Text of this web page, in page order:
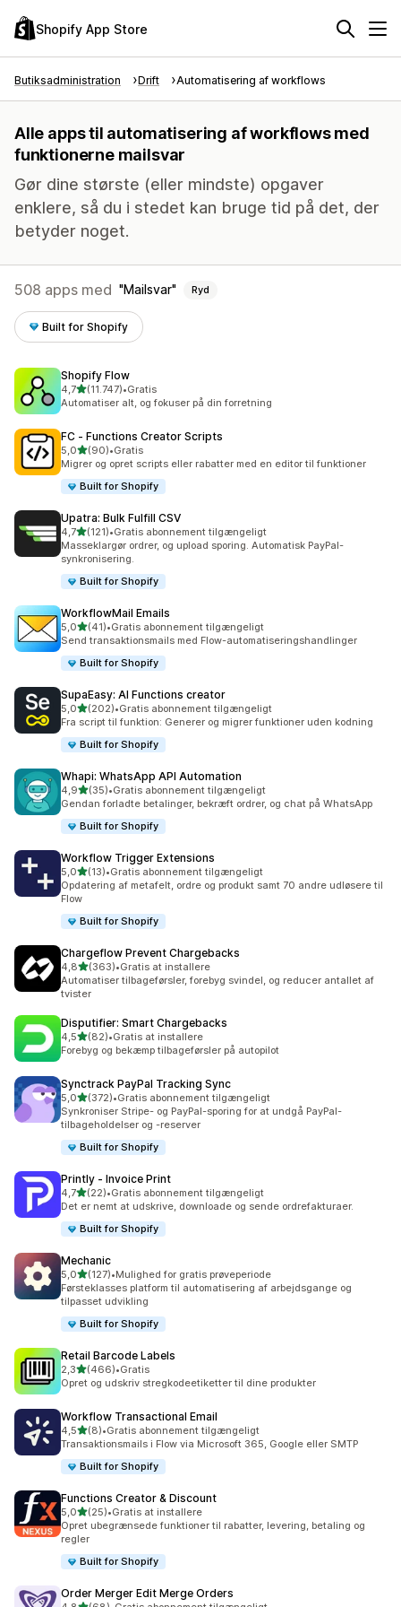
Shopify App Store
Butiksadministration Drift Automatisering af workflows
Alle apps til automatisering af workflows med
funktionerne mailsvar
Gør dine største (eller mindste) opgaver
enklere, så du i stedet kan bruge tid på det, der
betyder noget.
508 apps med Mailsvar Ryd
Built for Shopify
Shopify Flow
4,7ud af 5 stjerner
(11.747)
11747 anmeldelser i alt
•Gratis
Automatiser alt, og fokuser på din forretning
FC ‑ Functions Creator Scripts
5,0ud af 5 stjerner
(90)
90 anmeldelser i alt
•Gratis
Migrer og opret scripts eller rabatter med en editor til funktioner
Built for Shopify
Upatra: Bulk Fulfill CSV
4,7ud af 5 stjerner
(121)
121 anmeldelser i alt
•Gratis abonnement tilgængeligt
Masseklargør ordrer, og upload sporing. Automatisk PayPal-
synkronisering.
Built for Shopify
WorkflowMail Emails
5,0ud af 5 stjerner
(41)
41 anmeldelser i alt
•Gratis abonnement tilgængeligt
Send transaktionsmails med Flow-automatiseringshandlinger
Built for Shopify
SupaEasy: AI Functions creator
5,0ud af 5 stjerner
(202)
202 anmeldelser i alt
•Gratis abonnement tilgængeligt
Fra script til funktion: Generer og migrer funktioner uden kodning
Built for Shopify
Whapi: WhatsApp API Automation
4,9ud af 5 stjerner
(35)
35 anmeldelser i alt
•Gratis abonnement tilgængeligt
Gendan forladte betalinger, bekræft ordrer, og chat på WhatsApp
Built for Shopify
Workflow Trigger Extensions
5,0ud af 5 stjerner
(13)
13 anmeldelser i alt
•Gratis abonnement tilgængeligt
Opdatering af metafelt, ordre og produkt samt 70 andre udløsere til
Flow
Built for Shopify
Chargeflow Prevent Chargebacks
4,8ud af 5 stjerner
(363)
363 anmeldelser i alt
•Gratis at installere
Automatiser tilbageførsler, forebyg svindel, og reducer antallet af
tvister
Disputifier: Smart Chargebacks
4,5ud af 5 stjerner
(82)
82 anmeldelser i alt
•Gratis at installere
Forebyg og bekæmp tilbageførsler på autopilot
Synctrack PayPal Tracking Sync
5,0ud af 5 stjerner
(372)
372 anmeldelser i alt
•Gratis abonnement tilgængeligt
Synkroniser Stripe- og PayPal-sporing for at undgå PayPal-
tilbageholdelser og -reserver
Built for Shopify
Printly ‑ Invoice Print
4,7ud af 5 stjerner
(22)
22 anmeldelser i alt
•Gratis abonnement tilgængeligt
Det er nemt at udskrive, downloade og sende ordrefakturaer.
Built for Shopify
Mechanic
5,0ud af 5 stjerner
(127)
127 anmeldelser i alt
•Mulighed for gratis prøveperiode
Førsteklasses platform til automatisering af arbejdsgange og
tilpasset udvikling
Built for Shopify
Retail Barcode Labels
2,3ud af 5 stjerner
(466)
466 anmeldelser i alt
•Gratis
Opret og udskriv stregkodeetiketter til dine produkter
Workflow Transactional Email
4,5ud af 5 stjerner
(8)
8 anmeldelser i alt
•Gratis abonnement tilgængeligt
Transaktionsmails i Flow via Microsoft 365, Google eller SMTP
Built for Shopify
Functions Creator & Discount
5,0ud af 5 stjerner
(25)
25 anmeldelser i alt
•Gratis at installere
Opret ubegrænsede funktioner til rabatter, levering, betaling og
regler
Built for Shopify
Order Merger Edit Merge Orders